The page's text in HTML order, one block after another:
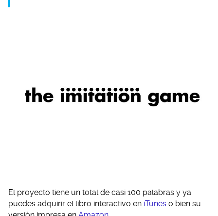
El proyecto tiene un total de casi 100 palabras y ya
puedes adquirir el libro interactivo en iTunes o bien su